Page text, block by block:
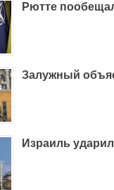
Рютте
Залужный
Израиль